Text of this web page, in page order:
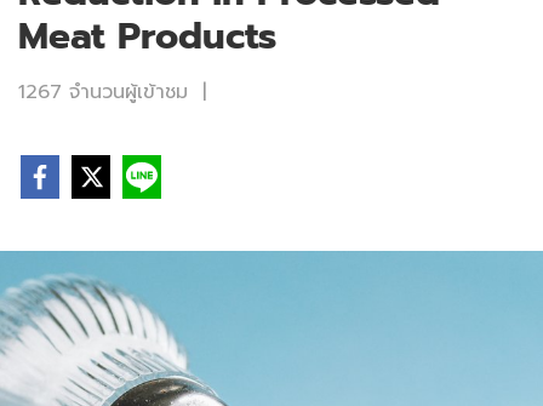
Meat Products
1267 จำนวนผู้เข้าชม |